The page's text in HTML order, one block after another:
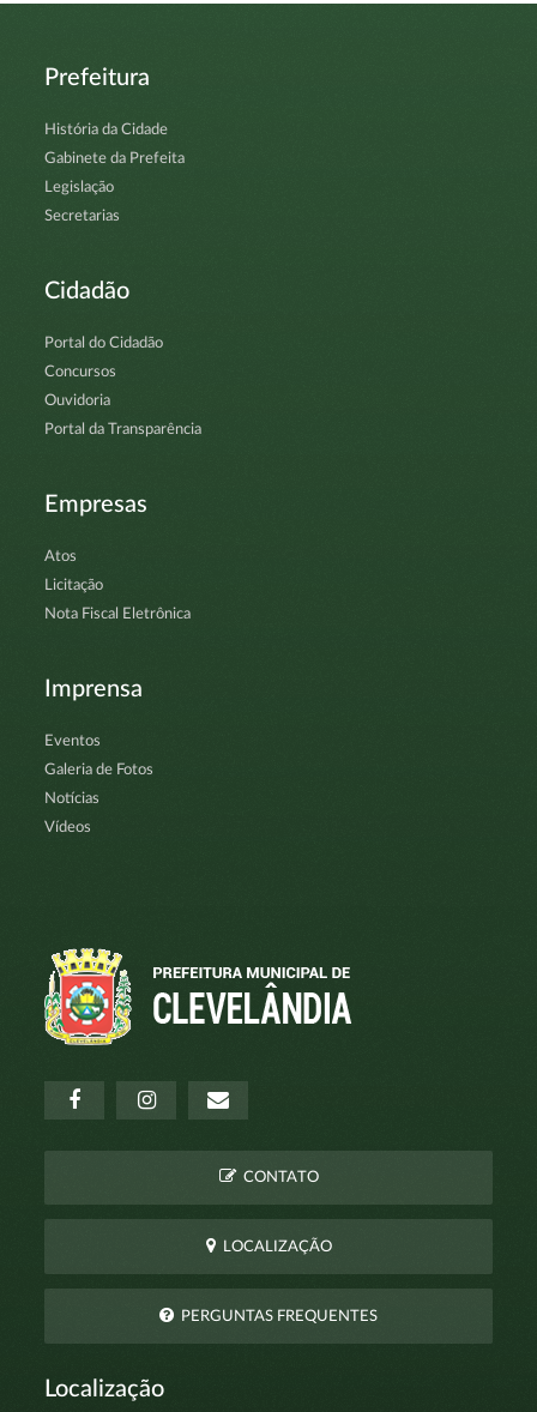
Prefeitura
História da Cidade
Gabinete da Prefeita
Legislação
Secretarias
Cidadão
Portal do Cidadão
Concursos
Ouvidoria
Portal da Transparência
Empresas
Atos
Licitação
Nota Fiscal Eletrônica
Imprensa
Eventos
Galeria de Fotos
Notícias
Vídeos
CONTATO
LOCALIZAÇÃO
PERGUNTAS FREQUENTES
Localização